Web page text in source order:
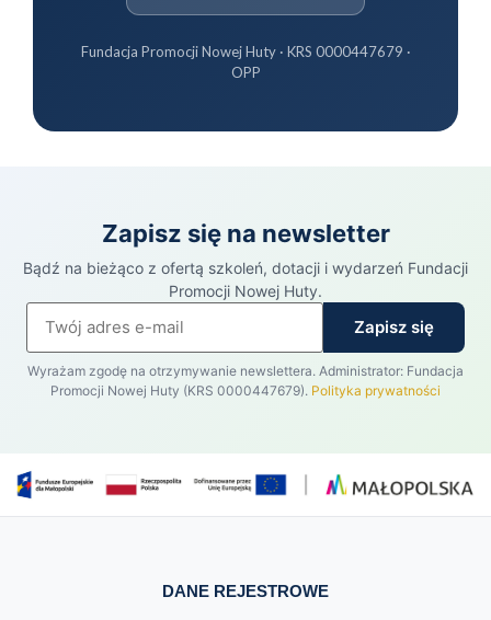
Fundacja Promocji Nowej Huty · KRS 0000447679 ·
OPP
Zapisz się na newsletter
Bądź na bieżąco z ofertą szkoleń, dotacji i wydarzeń Fundacji
Promocji Nowej Huty.
Zapisz się
Wyrażam zgodę na otrzymywanie newslettera. Administrator: Fundacja
Promocji Nowej Huty (KRS 0000447679). Polityka prywatności
DANE REJESTROWE